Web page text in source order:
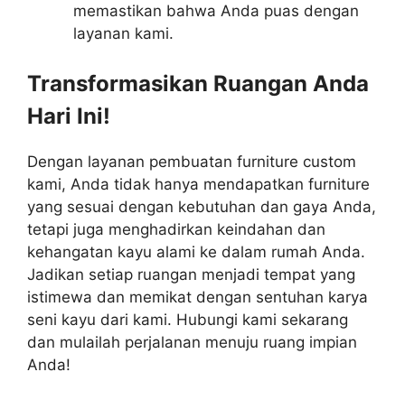
memastikan bahwa Anda puas dengan
layanan kami.
Transformasikan Ruangan Anda
Hari Ini!
Dengan layanan pembuatan furniture custom
kami, Anda tidak hanya mendapatkan furniture
yang sesuai dengan kebutuhan dan gaya Anda,
tetapi juga menghadirkan keindahan dan
kehangatan kayu alami ke dalam rumah Anda.
Jadikan setiap ruangan menjadi tempat yang
istimewa dan memikat dengan sentuhan karya
seni kayu dari kami. Hubungi kami sekarang
dan mulailah perjalanan menuju ruang impian
Anda!